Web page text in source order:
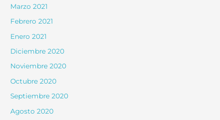
Marzo 2021
Febrero 2021
Enero 2021
Diciembre 2020
Noviembre 2020
Octubre 2020
Septiembre 2020
Agosto 2020